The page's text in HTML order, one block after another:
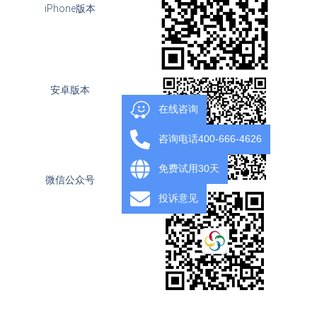
iPhone版本
安卓版本
微信公众号
在线咨询
咨询电话400-666-4626
免费试用30天
投诉意见